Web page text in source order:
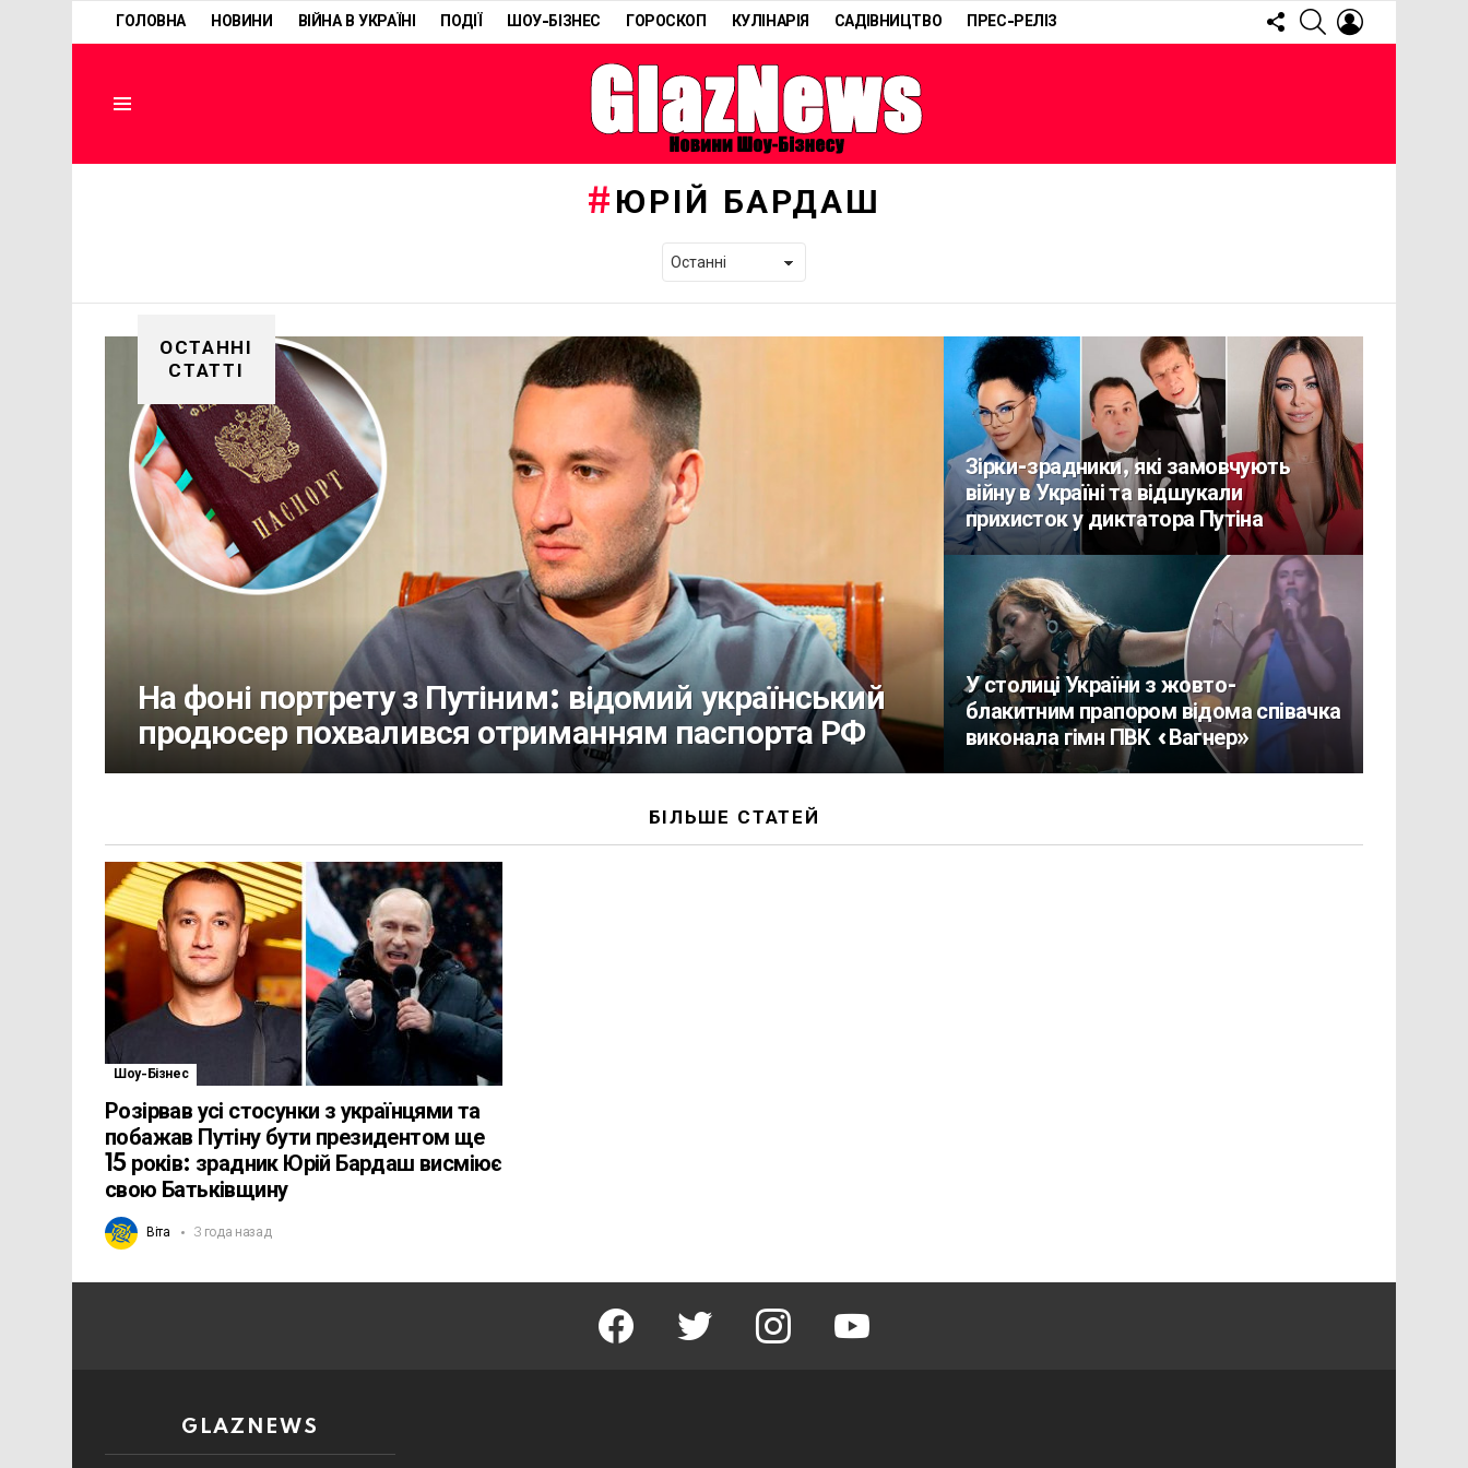
ГОЛОВНА НОВИНИ ВІЙНА В УКРАЇНІ ПОДІЇ ШОУ-БІЗНЕС ГОРОСКОП КУЛІНАРІЯ САДІВНИЦТВО ПРЕС-РЕЛІЗ
FOLLOW
US
SEARCH
ЮРІЙ БАРДАШ
ОСТАННІ
СТАТТІ
На фоні портрету з Путіним: відомий український
продюсер похвалився отриманням паспорта РФ
Зірки-зрадники, які замовчують
війну в Україні та відшукали
прихисток у диктатора Путіна
У столиці України з жовто-
блакитним прапором відома співачка
виконала гімн ПВК «Вагнер»
БІЛЬШЕ СТАТЕЙ
Шоу-Бізнес
Розірвав усі стосунки з українцями та
побажав Путіну бути президентом ще
15 років: зрадник Юрій Бардаш висміює
свою Батьківщину
Віта 3 года назад
facebook twitter instagram youtube
GLAZNEWS